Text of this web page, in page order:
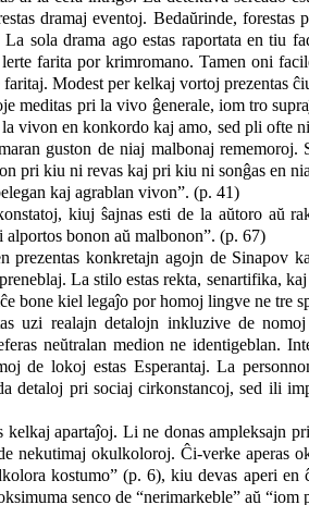
dramaj eventoj. Bedaŭrinde, forestas
sola drama ago estas raportata en tiu
farita por krimromano. Tamen oni
Modest per kelkaj vortoj prezentas
meditas pri la vivo ĝenerale, iom tro
vivon en konkordo kaj amo, sed pli ofte
guston de niaj malbonaj rememoroj.
pri kiu ni revas kaj pri kiu ni sonĝas en
kaj agrablan vivon”. (p. 41)
kiuj ŝajnas esti de la aŭtoro aŭ
bonon aŭ malbonon”. (p. 67)
prezentas konkretajn agojn de Sinapov
La stilo estas rekta, senartifika,
bone kiel legaĵo por homoj lingve ne tre
uzi realajn detalojn inkluzive de
neŭtralan medion ne identigeblan.
de lokoj estas Esperantaj. La
detaloj pri sociaj cirkonstancoj, sed ili
kelkaj apartaĵoj. Li ne donas ampleksajn
nekutimaj okulkoloroj. Ĉi-verke aperas
kostumo” (p. 6), kiu devas aperi
senco de “nerimarkeble” aŭ